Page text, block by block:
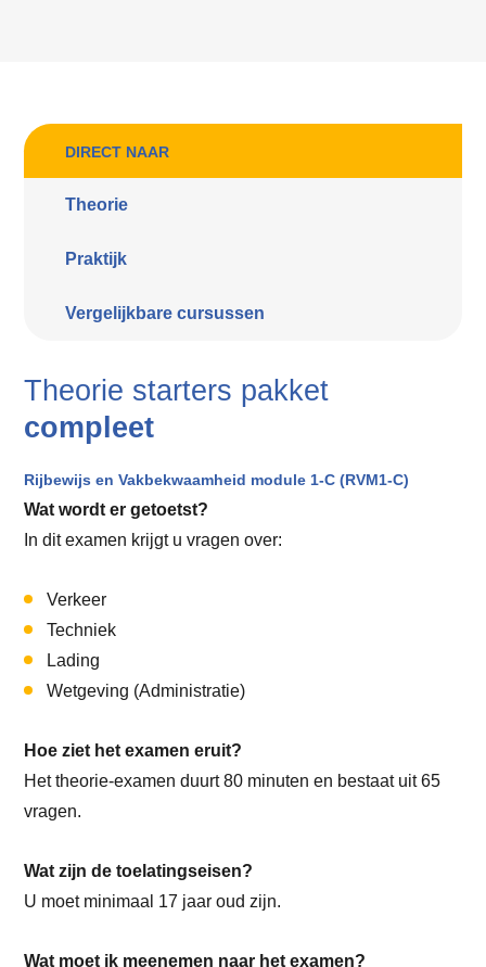
DIRECT NAAR
Theorie
Praktijk
Vergelijkbare cursussen
Theorie starters pakket
compleet
Rijbewijs en Vakbekwaamheid module 1-C (RVM1-C)
Wat wordt er getoetst?
In dit examen krijgt u vragen over:
Verkeer
Techniek
Lading
Wetgeving (Administratie)
Hoe ziet het examen eruit?
Het theorie-examen duurt 80 minuten en bestaat uit 65
vragen.
Wat zijn de toelatingseisen?
U moet minimaal 17 jaar oud zijn.
Wat moet ik meenemen naar het examen?